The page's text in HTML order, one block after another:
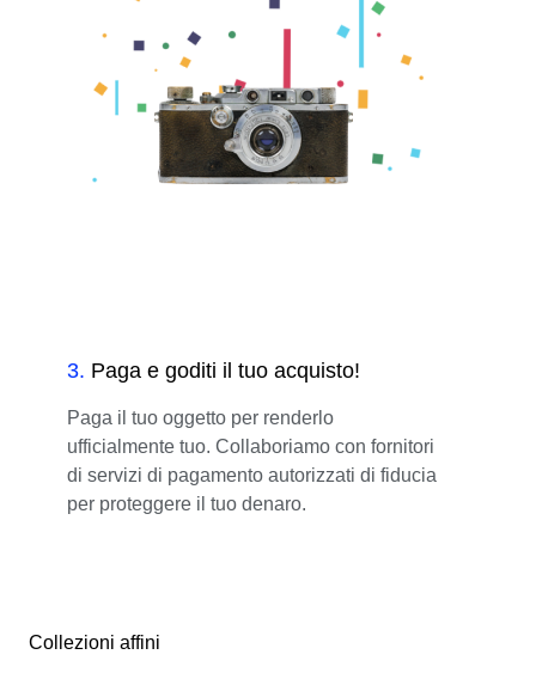
3. Paga e goditi il tuo acquisto!
Paga il tuo oggetto per renderlo
ufficialmente tuo. Collaboriamo con fornitori
di servizi di pagamento autorizzati di fiducia
per proteggere il tuo denaro.
Collezioni affini